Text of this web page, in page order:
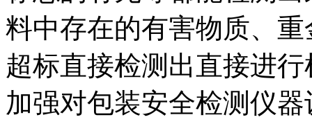
料中存在的有害物质、
超标直接检测出直接进
加强对包装安全检测仪